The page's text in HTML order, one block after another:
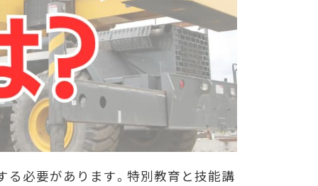
る必要があります。特別教育と技能講